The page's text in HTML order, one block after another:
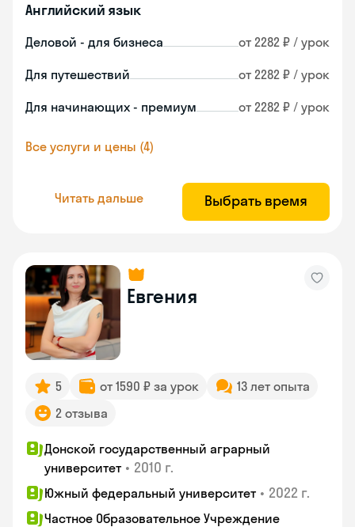
Английский язык
Деловой - для бизнеса от 2282 ₽ / урок
Для путешествий от 2282 ₽ / урок
Для начинающих - премиум от 2282 ₽ / урок
Все услуги и цены (4)
Читать дальше Выбрать время
Евгения
5 от 1590 ₽ за урок
13 лет опыта
2 отзыва
Донской государственный аграрный
университет • 2010 г.
Южный федеральный университет • 2022 г.
Частное Образовательное Учреждение